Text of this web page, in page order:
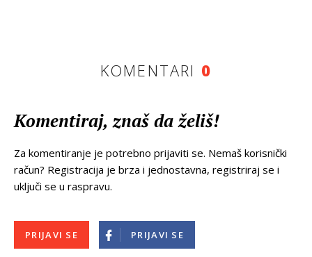
KOMENTARI 0
Komentiraj, znaš da želiš!
Za komentiranje je potrebno prijaviti se. Nemaš korisnički
račun? Registracija je brza i jednostavna, registriraj se i
uključi se u raspravu.
PRIJAVI SE PRIJAVI SE